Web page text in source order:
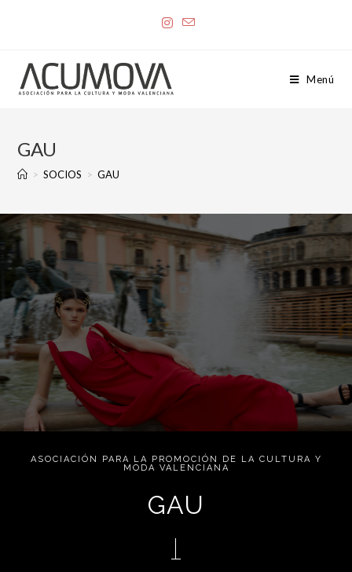
Menú
GAU
> SOCIOS > GAU
ASOCIACIÓN PARA LA PROMOCIÓN DE LA CULTURA Y
MODA VALENCIANA
GAU